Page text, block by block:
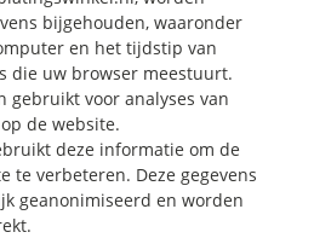
bijgehouden, waaronder
en het tijdstip van
die uw browser meestuurt.
gebruikt voor analyses van
de website.
deze informatie om de
te verbeteren. Deze gegevens
geanonimiseerd en worden